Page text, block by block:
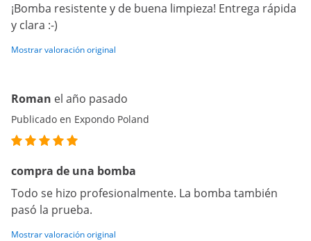
¡Bomba resistente y de buena limpieza! Entrega rápida
y clara :-)
Mostrar valoración original
Roman el año pasado
Publicado en Expondo Poland
compra de una bomba
Todo se hizo profesionalmente. La bomba también
pasó la prueba.
Mostrar valoración original